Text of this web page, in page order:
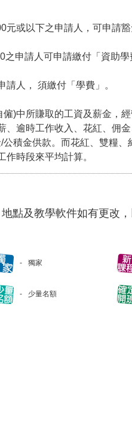
元或以下之申請人，可申請
之申請人可申請繳付「資助學
人， 須繳付「學費」。
)中所賺取的工資及薪金，
、逾時工作收入、花紅、佣
積金供款。而花紅、雙糧、
時段來平均計算。
點及教學軟件如有更改
獨家
少量名額